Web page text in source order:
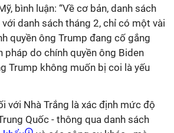
bình luận: “Về cơ bản, danh sách
danh sách tháng 2, chỉ có một vài
quyền ông Trump đang cố gắng
pháp do chính quyềnông Biden
Trump không muốn bị coi là yếu
với Nhà Trắng là xác định mức độ
Quốc - thông qua danh sách